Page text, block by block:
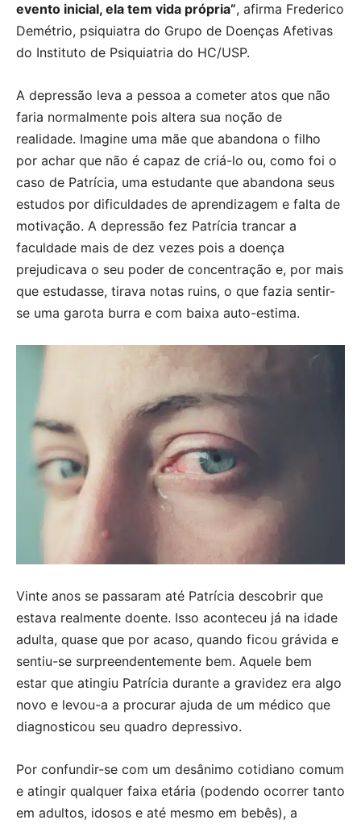
evento inicial, ela tem vida própria”, afirma Frederico
Demétrio, psiquiatra do Grupo de Doenças Afetivas
do Instituto de Psiquiatria do HC/USP.
A depressão leva a pessoa a cometer atos que não
faria normalmente pois altera sua noção de
realidade. Imagine uma mãe que abandona o filho
por achar que não é capaz de criá-lo ou, como foi o
caso de Patrícia, uma estudante que abandona seus
estudos por dificuldades de aprendizagem e falta de
motivação. A depressão fez Patrícia trancar a
faculdade mais de dez vezes pois a doença
prejudicava o seu poder de concentração e, por mais
que estudasse, tirava notas ruins, o que fazia sentir-
se uma garota burra e com baixa auto-estima.
Vinte anos se passaram até Patrícia descobrir que
estava realmente doente. Isso aconteceu já na idade
adulta, quase que por acaso, quando ficou grávida e
sentiu-se surpreendentemente bem. Aquele bem
estar que atingiu Patrícia durante a gravidez era algo
novo e levou-a a procurar ajuda de um médico que
diagnosticou seu quadro depressivo.
Por confundir-se com um desânimo cotidiano comum
e atingir qualquer faixa etária (podendo ocorrer tanto
em adultos, idosos e até mesmo em bebês), a